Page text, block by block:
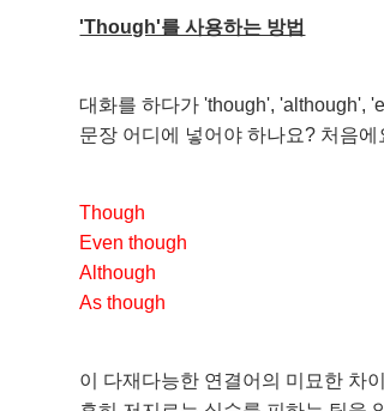
'Though'를 사용하는 방법
대화를 하다가 'though', 'although',
문장 어디에 넣어야 하나요? 처음
Though
Even though
Although
As though
이 다재다능한 연결어의 미묘한 차